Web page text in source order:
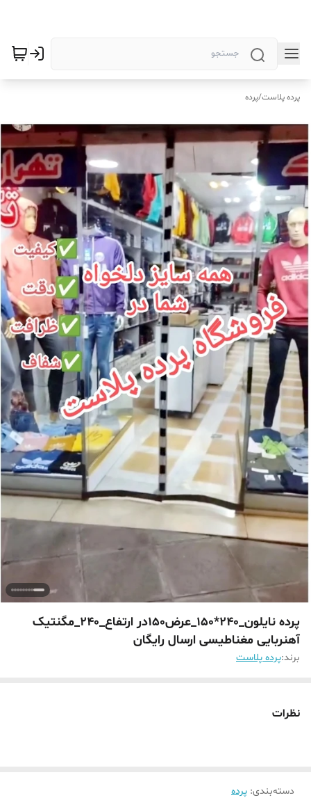
پرده پلاست/پرده
پرده نایلون_240*150_عرض150در ارتفاع_240_مگنتیک
آهنربایی مغناطیسی ارسال رایگان
برند:پرده پلاست
نظرات
دسته‌بندی: پرده